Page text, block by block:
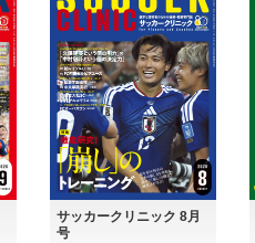
サッカークリニック 8月
号